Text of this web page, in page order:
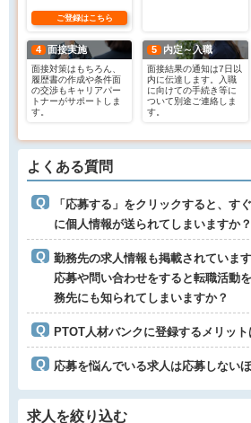
ご登録はこちら
4 面接実施
面接対策はもちろん、
履歴書の作成や条件面
の交渉もキャリアパー
トナーがサポートしま
す。
5 内定～入職
面接結果の通知は7日以
内に伝達します。入職
に向けての手続き等に
ついて別途ご連絡しま
す。
よくある質問
「応募する」をクリックすると、す
に個人情報が送られてしまいますか？
勤務先の求人情報も掲載されていま
応募や問い合わせをすると転職活動
務先にも知られてしまいますか？
PTOT人材バンクに登録するメリット
応募を悩んでいる求人は応募しない
求人を絞り込む